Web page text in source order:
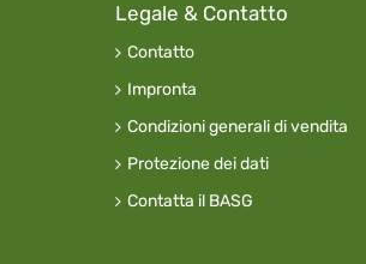
Legale & Contatto
Contatto
Impronta
Condizioni generali di vendita
Protezione dei dati
Contatta il BASG